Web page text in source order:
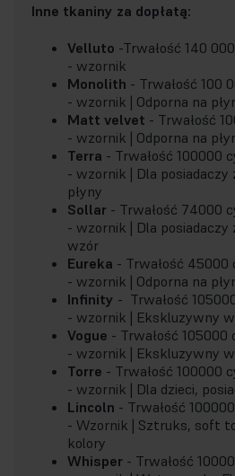
Inne tkaniny za dopłatą:
Velluto -Trwałość 140
- wzornik
Monolith - Trwałość 100
- wzornik | Odporna na
Matt velvet - Trwałość
- wzornik | Odporna na
Terra - Trwałość 100000
- wzornik | Dla
płyny
Sollar - Trwałość 74000
- wzornik | Dla
wzór
Eureka - Trwałość
- wzornik | Odporna na
Infinity - Trwałość
- wzornik | Ekskluzywny
Vogue - Trwałość 105000
- wzornik | Ekskluzywny
Torre - Trwałość 100000
- wzornik | Dla dzieci,
Lincoln - Trwałość
- Wzornik | Sztruks, soft
kolory
Whisper - Trwałość